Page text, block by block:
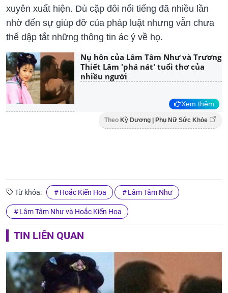
xuyên xuất hiện. Dù cặp đôi nổi tiếng đã nhiều lần
nhờ đến sự giúp đỡ của pháp luật nhưng vẫn chưa
thể dập tắt những thông tin ác ý về họ.
Nụ hôn của Lâm Tâm Như và Trương
Thiết Lâm 'phá nát' tuổi thơ của
nhiều người
Xem thêm
Theo Kỳ Dương | Phụ Nữ Sức Khỏe
Từ khóa: Hoắc Kiến Hoa Lâm Tâm Như
Lâm Tâm Như và Hoắc Kiến Hoa
TIN LIÊN QUAN